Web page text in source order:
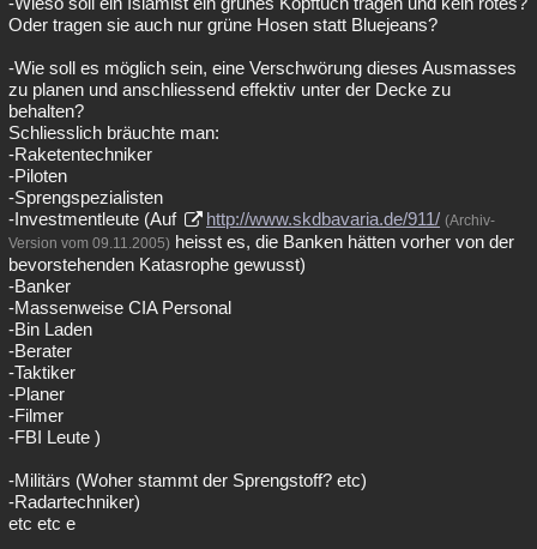
Oder tragen sie auch nur grüne Hosen statt Bluejeans?
-Wie soll es möglich sein, eine Verschwörung dieses Ausmasses
zu planen und anschliessend effektiv unter der Decke zu
behalten?
Schliesslich bräuchte man:
-Raketentechniker
-Piloten
-Sprengspezialisten
-Investmentleute (Auf
http://www.skdbavaria.de/911/ (Archiv-
Version vom 09.11.2005) heisst es, die Banken hätten vorher von der
bevorstehenden Katasrophe gewusst)
-Banker
-Massenweise CIA Personal
-Bin Laden
-Berater
-Taktiker
-Planer
-Filmer
-FBI Leute )
-Militärs (Woher stammt der Sprengstoff? etc)
-Radartechniker)
etc etc e